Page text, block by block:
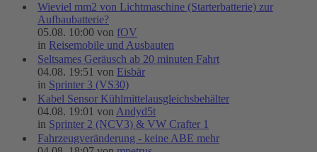
Wieviel mm2 von Lichtmaschine (Starterbatterie) zur
Aufbaubatterie?
05.08. 10:00 von fOV
in Reisemobile und Ausbauten
Seltsames Geräusch ab 20 minuten Fahrt
04.08. 19:51 von Eisbär
in Sprinter 3 (VS30)
Kabel Sensor Kühlmittelausgleichsbehälter
04.08. 19:01 vonAndyd5t
in Sprinter 2 (NCV3) & VW Crafter 1
Fahrzeugveränderung - keine ABE mehr